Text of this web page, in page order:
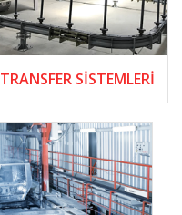
TRANSFER SISTEMLERI